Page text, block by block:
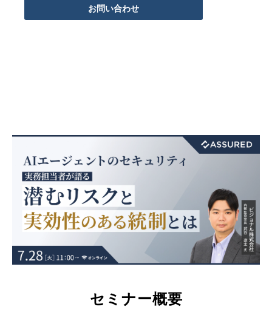
お問い合わせ
セミナー概要